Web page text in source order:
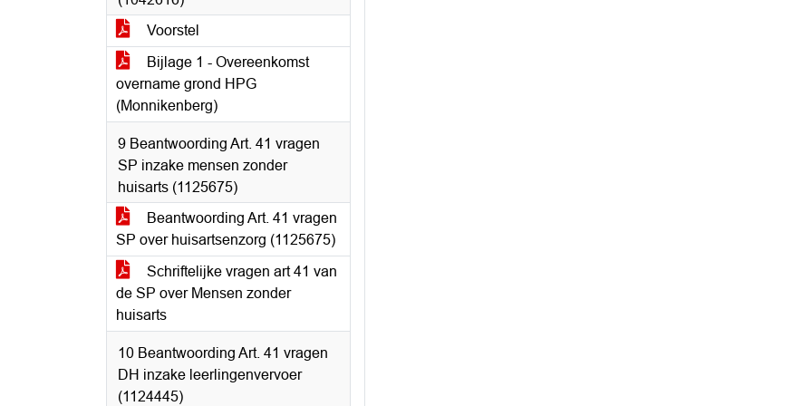
Voorstel
Bijlage 1 - Overeenkomst
overname grond HPG
(Monnikenberg)
9 Beantwoording Art. 41 vragen
SP inzake mensen zonder
huisarts (1125675)
Beantwoording Art. 41 vragen
SP over huisartsenzorg (1125675)
Schriftelijke vragen art 41 van
de SP over Mensen zonder
huisarts
10 Beantwoording Art. 41 vragen
DH inzake leerlingenvervoer
(1124445)